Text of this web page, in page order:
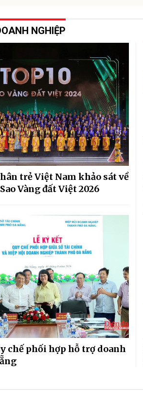
NGHIỆP
trẻ Việt Nam khảo sát về
Vàng đất Việt 2026
chế phối hợp hỗ trợ doanh